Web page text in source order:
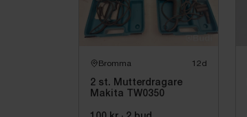
Bromma 12d
2 st. Mutterdragare
Makita TW0350